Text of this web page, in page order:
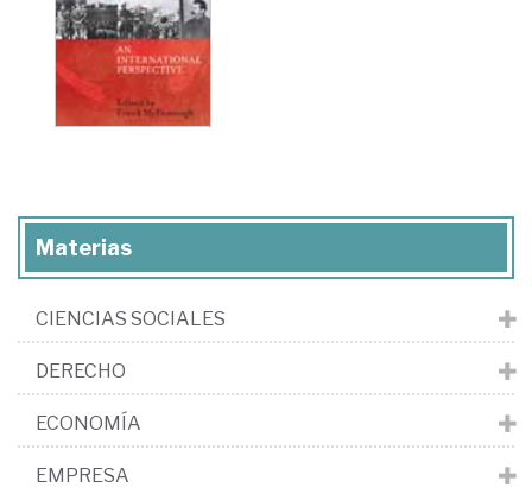
Materias
CIENCIAS SOCIALES
DERECHO
ECONOMÍA
EMPRESA